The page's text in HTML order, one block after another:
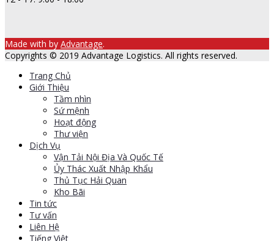
Made with by Advantage.
Copyrights © 2019 Advantage Logistics. All rights reserved.
Trang Chủ
Giới Thiệu
Tầm nhìn
Sứ mệnh
Hoạt động
Thư viện
Dịch Vụ
Vận Tải Nội Địa Và Quốc Tế
Ủy Thác Xuất Nhập Khẩu
Thủ Tục Hải Quan
Kho Bãi
Tin tức
Tư vấn
Liên Hệ
Tiếng Việt